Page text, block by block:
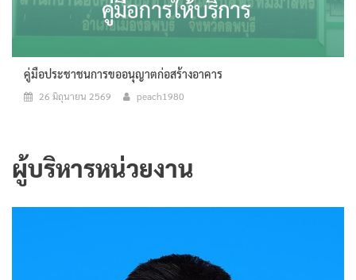
คู่มือประชาชนการขออนุญาตก่อสร้างอาคาร
26 มิถุนายน 2569 peach1980
ผู้บริหารหน่วยงาน